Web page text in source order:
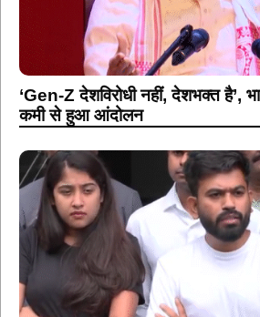
‘Gen-Z देशविरोधी नहीं, देशभक्त है’,
कमी से हुआ आंदोलन